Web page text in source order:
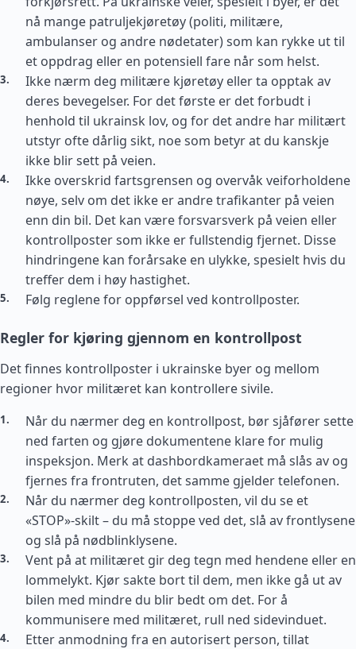
nå mange patruljekjøretøy (politi, militære,
ambulanser og andre nødetater) som kan rykke ut til
et oppdrag eller en potensiell fare når som helst.
Ikke nærm deg militære kjøretøy eller ta opptak av
deres bevegelser. For det første er det forbudt i
henhold til ukrainsk lov, og for det andre har militært
utstyr ofte dårlig sikt, noe som betyr at du kanskje
ikke blir sett på veien.
Ikke overskrid fartsgrensen og overvåk veiforholdene
nøye, selv om det ikke er andre trafikanter på veien
enn din bil. Det kan være forsvarsverk på veien eller
kontrollposter som ikke er fullstendig fjernet. Disse
hindringene kan forårsake en ulykke, spesielt hvis du
treffer dem i høy hastighet.
Følg reglene for oppførsel ved kontrollposter.
Regler for kjøring gjennom en kontrollpost
Det finnes kontrollposter i ukrainske byer og mellom
regioner hvor militæret kan kontrollere sivile.
Når du nærmer deg en kontrollpost, bør sjåfører sette
ned farten og gjøre dokumentene klare for mulig
inspeksjon. Merk at dashbordkameraet må slås av og
fjernes fra frontruten, det samme gjelder telefonen.
Når du nærmer deg kontrollposten, vil du se et
«STOP»-skilt – du må stoppe ved det, slå av frontlysene
og slå på nødblinklysene.
Vent på at militæret gir deg tegn med hendene eller en
lommelykt. Kjør sakte bort til dem, men ikke gå ut av
bilen med mindre du blir bedt om det. For å
kommunisere med militæret, rull ned sidevinduet.
Etter anmodning fra en autorisert person, tillat